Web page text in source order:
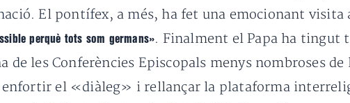
El pontífex, a més, ha fet una emocionant
perquè tots som germans». Finalment el Papa ha tingut
de les Conferències Episcopals menys nombroses
enfortir el «diàleg» i rellançar la plataforma